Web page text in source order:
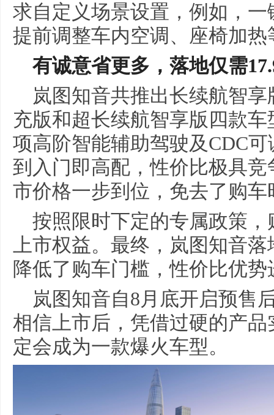
求自定义场景设置，例如，
提前调整车内空调、座椅加热
有诚意省更多，落地仅需
岚图知音共推出长续航智
充版和超长续航智享版四款
项高阶智能辅助驾驶及CDC
到入门即高配，性价比极具
市价格一步到位，免去了购
按照限时下定的专属政策
上市权益。最终，岚图知音
降低了购车门槛，性价比优
岚图知音自8月底开启预售
相信上市后，凭借过硬的产
定会成为一款爆火车型。